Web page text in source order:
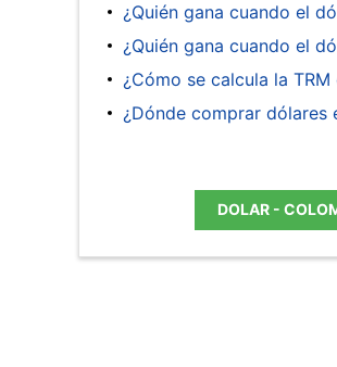
¿Quién gana cuando el
¿Quién gana cuando el
¿Cómo se calcula la
¿Dónde comprar dólares
DOLAR -